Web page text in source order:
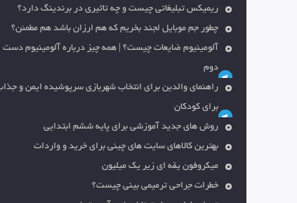
ریمیکس تبلیغاتی چیست و چه تاثیری در برندینگ دارد؟
چطور جم موبایل لجند بخریم که هم ارزان باشد هم مطمئن؟
آلومینیوم ضایعات چیست؟ | همه چیز درباره آلومینیوم دست
دوم
راهنمای والدین برای انتخاب شهربازی سرپوشیده ایمن و
برای کودکان
روش های جدید آموزشی برای پایه ششم ابتدایی
بهترین کالاهای سایت های چینی برای خرید و واردات
میکروفون یقه ای زیر یک میلیون
خطرات جراحی ترمیمی بینی چیست؟